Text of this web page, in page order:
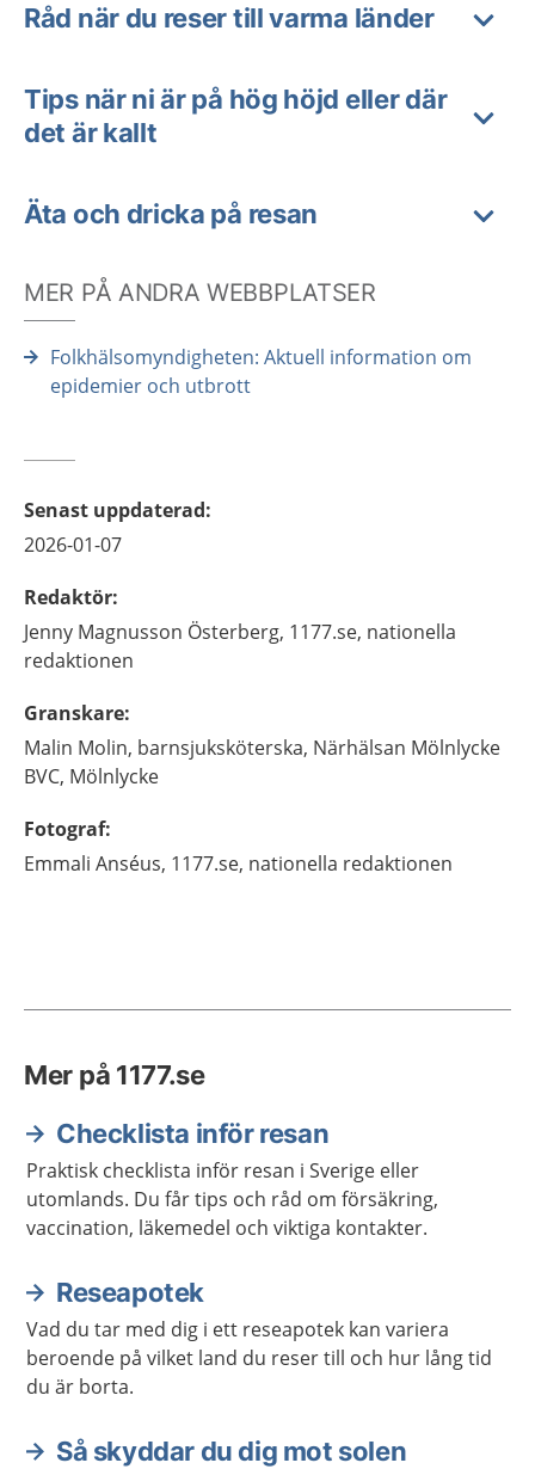
Råd när du reser till varma länder
Tips när ni är på hög höjd eller där
det är kallt
Äta och dricka på resan
MER PÅ ANDRA WEBBPLATSER
Folkhälsomyndigheten: Aktuell information om
epidemier och utbrott
Senast uppdaterad:
2026-01-07
Redaktör:
Jenny Magnusson Österberg, 1177.se, nationella
redaktionen
Granskare:
Malin Molin, barnsjuksköterska, Närhälsan Mölnlycke
BVC, Mölnlycke
Fotograf:
Emmali Anséus, 1177.se, nationella redaktionen
Mer på 1177.se
Checklista inför resan
Praktisk checklista inför resan i Sverige eller
utomlands. Du får tips och råd om försäkring,
vaccination, läkemedel och viktiga kontakter.
Reseapotek
Vad du tar med dig i ett reseapotek kan variera
beroende på vilket land du reser till och hur lång tid
du är borta.
Så skyddar du dig mot solen